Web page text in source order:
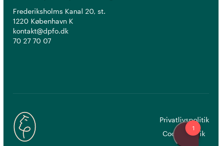
Frederiksholms Kanal 20, st.
1220 København K
kontakt@dpfo.dk
70 27 70 07
Privatlivspolitik
Cookiepolitik